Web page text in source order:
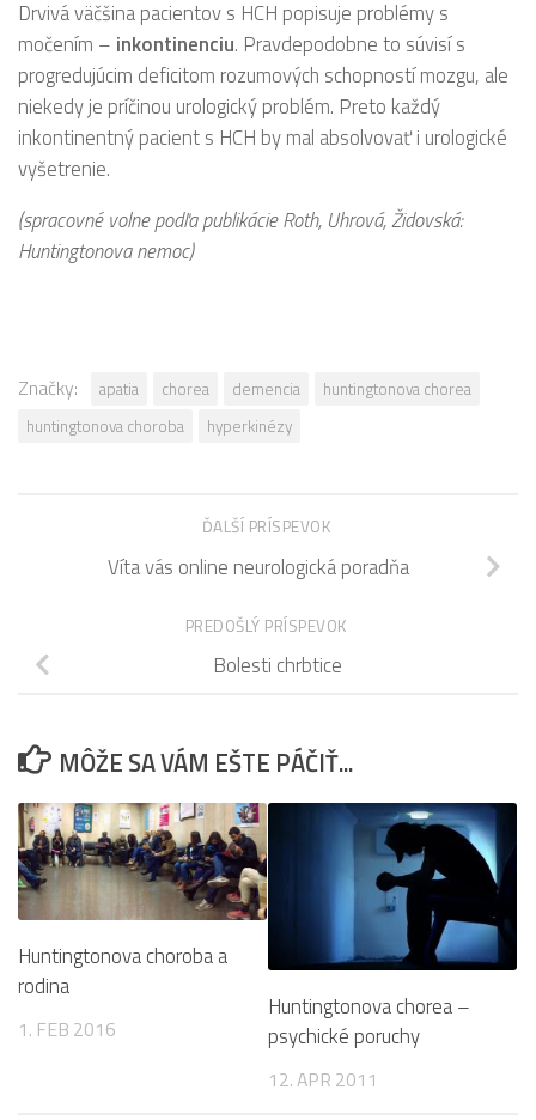
Drvivá väčšina pacientov s HCH popisuje problémy s
močením – inkontinenciu. Pravdepodobne to súvisí s
progredujúcim deficitom rozumových schopností mozgu, ale
niekedy je príčinou urologický problém. Preto každý
inkontinentný pacient s HCH by mal absolvovať i urologické
vyšetrenie.
(spracovné volne podľa publikácie Roth, Uhrová, Židovská:
Huntingtonova nemoc)
Značky: apatia chorea demencia
huntingtonova chorea
huntingtonova choroba
hyperkinézy
ĎALŠÍ PRÍSPEVOK
Víta vás online neurologická poradňa
PREDOŠLÝ PRÍSPEVOK
Bolesti chrbtice
MÔŽE SA VÁM EŠTE PÁČIŤ...
Huntingtonova choroba a
rodina
1. FEB 2016
Huntingtonova chorea –
psychické poruchy
12. APR 2011